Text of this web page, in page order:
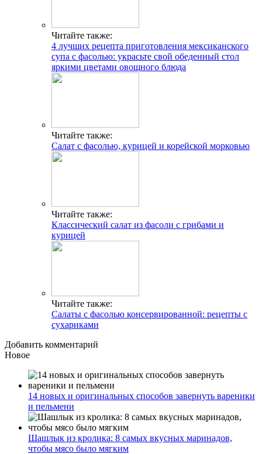
Читайте также:
4 лучших рецепта приготовления мексиканского
супа с фасолью: украсьте свой обеденный стол
яркими цветами овощного блюда
Читайте также:
Салат с фасолью, курицей и корейской морковью
Читайте также:
Классический салат из фасоли с грибами и
курицей
Читайте также:
Салаты с фасолью консервированной: рецепты с
сухариками
Добавить комментарий
Новое
14 новых и оригинальных способов завернуть вареники
и пельмени
Шашлык из кролика: 8 самых вкусных маринадов,
чтобы мясо было мягким